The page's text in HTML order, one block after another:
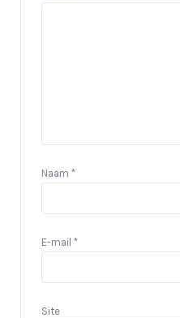
Naam *
E-mail *
Site